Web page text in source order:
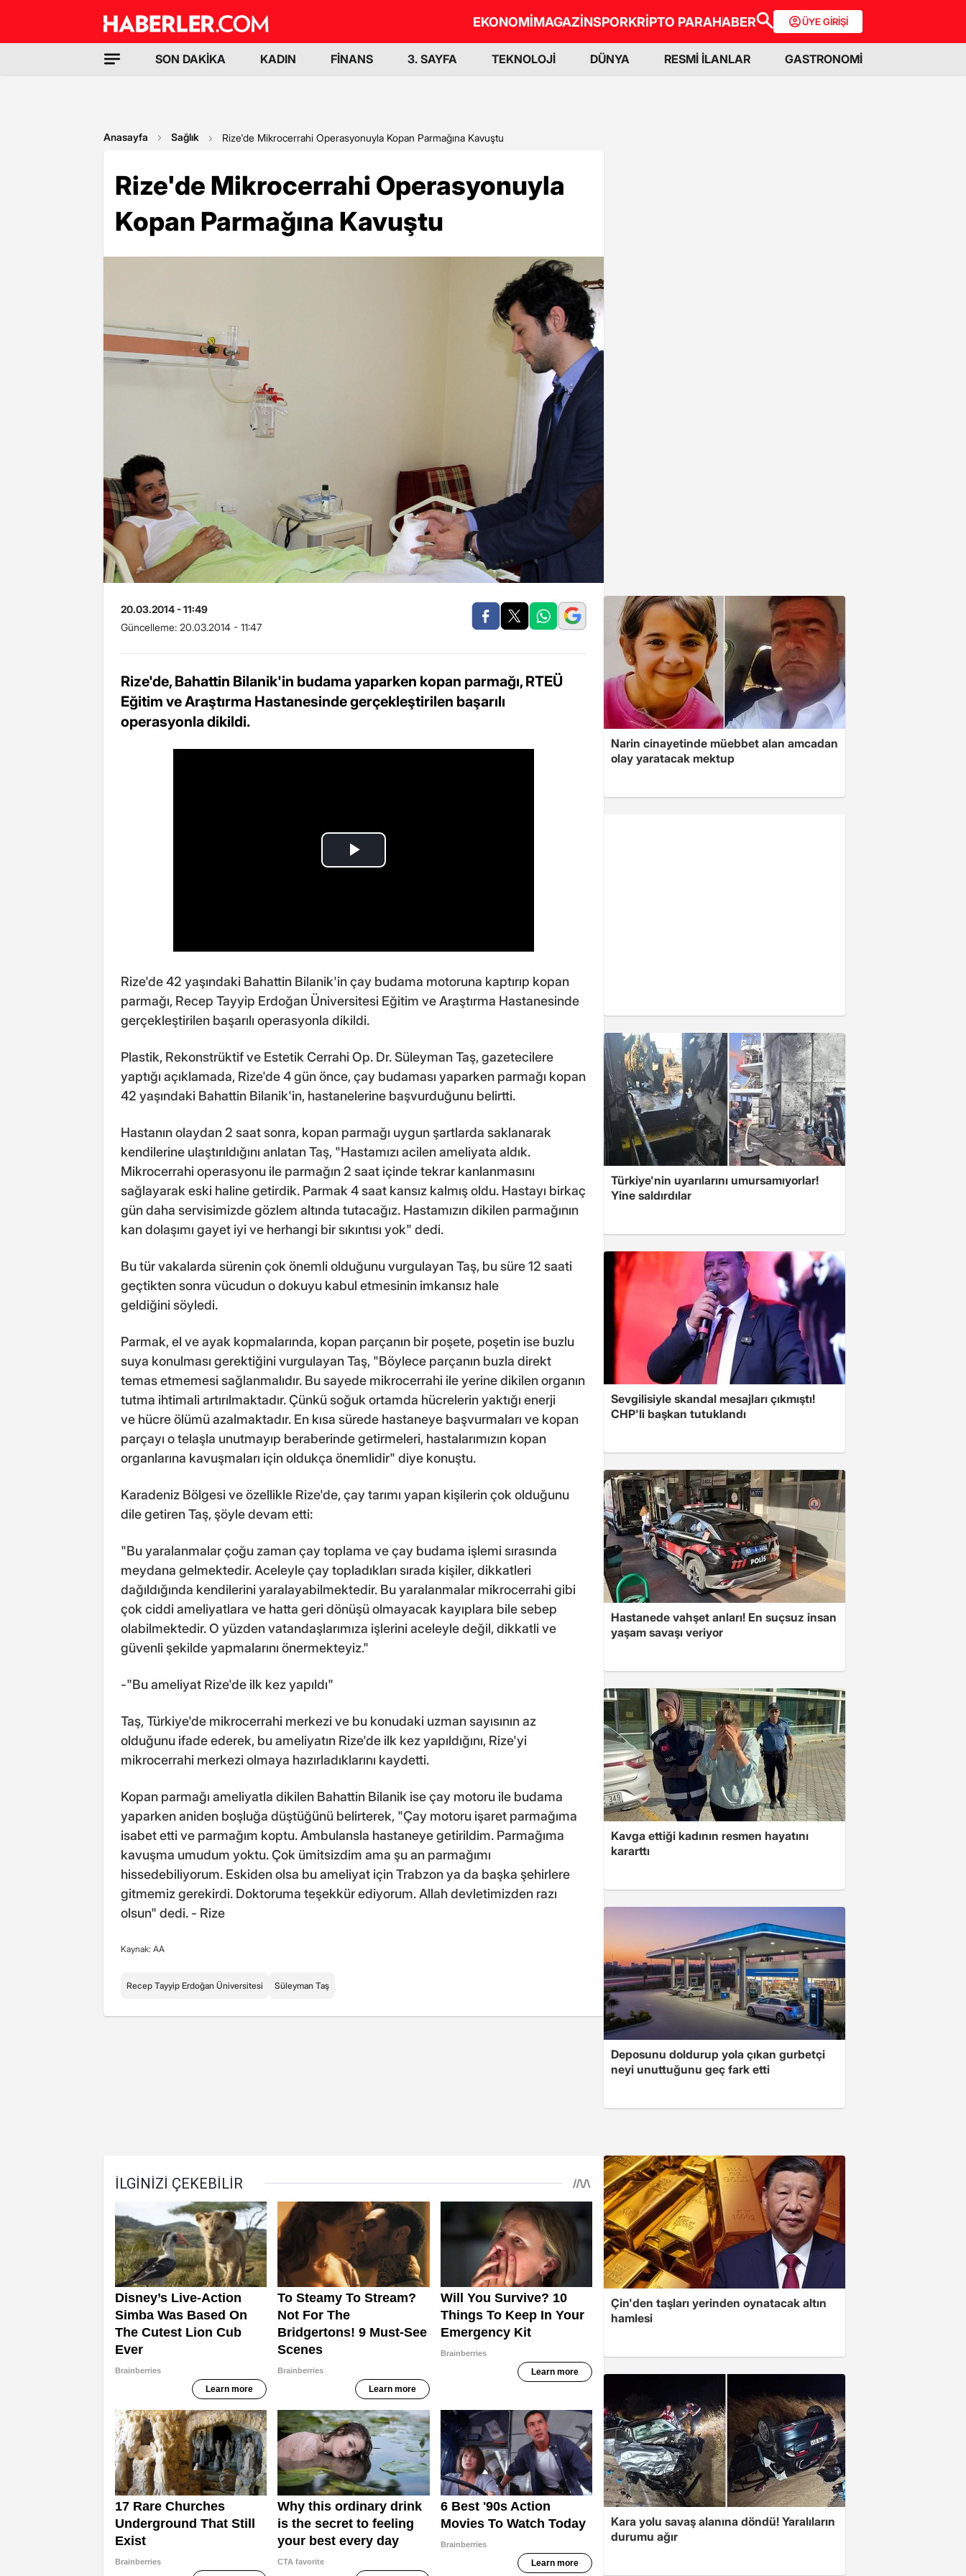
EKONOMİMAGAZİNSPORKRİPTO PARAHABER ÜYE GİRİŞİ
SON DAKİKA KADIN FİNANS 3. SAYFA TEKNOLOJİ DÜNYA RESMİ İLANLAR GASTRONOMİ
Anasayfa Sağlık Rize'de Mikrocerrahi Operasyonuyla Kopan Parmağına Kavuştu
Rize'de Mikrocerrahi Operasyonuyla
Kopan Parmağına Kavuştu
20.03.2014 - 11:49
Güncelleme: 20.03.2014 - 11:47
Rize'de, Bahattin Bilanik'in budama yaparken kopan parmağı, RTEÜ
Eğitim ve Araştırma Hastanesinde gerçekleştirilen başarılı
operasyonla dikildi.
Rize'de 42 yaşındaki Bahattin Bilanik'in çay budama motoruna kaptırıp kopan
parmağı, Recep Tayyip Erdoğan Üniversitesi Eğitim ve Araştırma Hastanesinde
gerçekleştirilen başarılı operasyonla dikildi.
Plastik, Rekonstrüktif ve Estetik Cerrahi Op. Dr. Süleyman Taş, gazetecilere
yaptığı açıklamada, Rize'de 4 gün önce, çay budaması yaparken parmağı kopan
42 yaşındaki Bahattin Bilanik'in, hastanelerine başvurduğunu belirtti.
Hastanın olaydan 2 saat sonra, kopan parmağı uygun şartlarda saklanarak
kendilerine ulaştırıldığını anlatan Taş, "Hastamızı acilen ameliyata aldık.
Mikrocerrahi operasyonu ile parmağın 2 saat içinde tekrar kanlanmasını
sağlayarak eski haline getirdik. Parmak 4 saat kansız kalmış oldu. Hastayı birkaç
gün daha servisimizde gözlem altında tutacağız. Hastamızın dikilen parmağının
kan dolaşımı gayet iyi ve herhangi bir sıkıntısı yok" dedi.
Bu tür vakalarda sürenin çok önemli olduğunu vurgulayan Taş, bu süre 12 saati
geçtikten sonra vücudun o dokuyu kabul etmesinin imkansız hale
geldiğini söyledi.
Parmak, el ve ayak kopmalarında, kopan parçanın bir poşete, poşetin ise buzlu
suya konulması gerektiğini vurgulayan Taş, "Böylece parçanın buzla direkt
temas etmemesi sağlanmalıdır. Bu sayede mikrocerrahi ile yerine dikilen organın
tutma ihtimali artırılmaktadır. Çünkü soğuk ortamda hücrelerin yaktığı enerji
ve hücre ölümü azalmaktadır. En kısa sürede hastaneye başvurmaları ve kopan
parçayı o telaşla unutmayıp beraberinde getirmeleri, hastalarımızın kopan
organlarına kavuşmaları için oldukça önemlidir" diye konuştu.
Karadeniz Bölgesi ve özellikle Rize'de, çay tarımı yapan kişilerin çok olduğunu
dile getiren Taş, şöyle devam etti:
"Bu yaralanmalar çoğu zaman çay toplama ve çay budama işlemi sırasında
meydana gelmektedir. Aceleyle çay topladıkları sırada kişiler, dikkatleri
dağıldığında kendilerini yaralayabilmektedir. Bu yaralanmalar mikrocerrahi gibi
çok ciddi ameliyatlara ve hatta geri dönüşü olmayacak kayıplara bile sebep
olabilmektedir. O yüzden vatandaşlarımıza işlerini aceleyle değil, dikkatli ve
güvenli şekilde yapmalarını önermekteyiz."
-"Bu ameliyat Rize'de ilk kez yapıldı"
Taş, Türkiye'de mikrocerrahi merkezi ve bu konudaki uzman sayısının az
olduğunu ifade ederek, bu ameliyatın Rize'de ilk kez yapıldığını, Rize'yi
mikrocerrahi merkezi olmaya hazırladıklarını kaydetti.
Kopan parmağı ameliyatla dikilen Bahattin Bilanik ise çay motoru ile budama
yaparken aniden boşluğa düştüğünü belirterek, "Çay motoru işaret parmağıma
isabet etti ve parmağım koptu. Ambulansla hastaneye getirildim. Parmağıma
kavuşma umudum yoktu. Çok ümitsizdim ama şu an parmağımı
hissedebiliyorum. Eskiden olsa bu ameliyat için Trabzon ya da başka şehirlere
gitmemiz gerekirdi. Doktoruma teşekkür ediyorum. Allah devletimizden razı
olsun" dedi. - Rize
Kaynak: AA
Recep Tayyip Erdoğan Üniversitesi Süleyman Taş
Narin cinayetinde müebbet alan amcadan
olay yaratacak mektup
Türkiye'nin uyarılarını umursamıyorlar!
Yine saldırdılar
Sevgilisiyle skandal mesajları çıkmıştı!
CHP'li başkan tutuklandı
Hastanede vahşet anları! En suçsuz insan
yaşam savaşı veriyor
Kavga ettiği kadının resmen hayatını
kararttı
Deposunu doldurup yola çıkan gurbetçi
neyi unuttuğunu geç fark etti
Çin'den taşları yerinden oynatacak altın
hamlesi
Kara yolu savaş alanına döndü! Yaralıların
durumu ağır